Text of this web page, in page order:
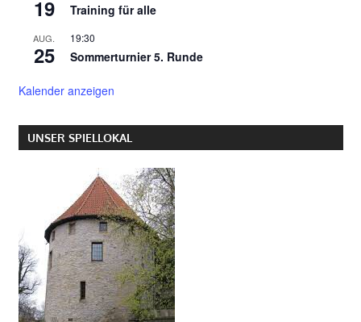
19 Training für alle
AUG.
25
19:30
Sommerturnier 5. Runde
Kalender anzeigen
UNSER SPIELLOKAL